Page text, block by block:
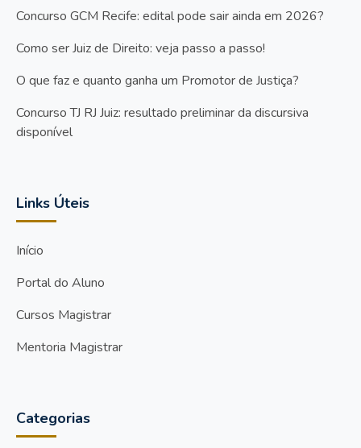
Concurso GCM Recife: edital pode sair ainda em 2026?
Como ser Juiz de Direito: veja passo a passo!
O que faz e quanto ganha um Promotor de Justiça?
Concurso TJ RJ Juiz: resultado preliminar da discursiva
disponível
Links Úteis
Início
Portal do Aluno
Cursos Magistrar
Mentoria Magistrar
Categorias